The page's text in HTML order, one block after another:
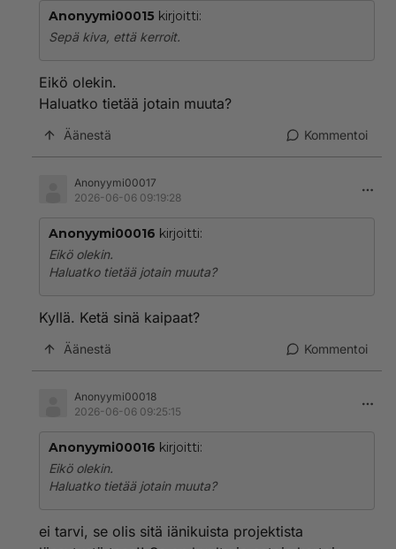
Anonyymi00015 kirjoitti:
Sepä kiva, että kerroit.
Eikö olekin.
Haluatko tietää jotain muuta?
Äänestä Kommentoi
Anonyymi00017
2026-06-06 09:19:28
Anonyymi00016 kirjoitti:
Eikö olekin.
Haluatko tietää jotain muuta?
Kyllä. Ketä sinä kaipaat?
Äänestä Kommentoi
Anonyymi00018
2026-06-06 09:25:15
Anonyymi00016 kirjoitti:
Eikö olekin.
Haluatko tietää jotain muuta?
ei tarvi, se olis sitä iänikuista projektista